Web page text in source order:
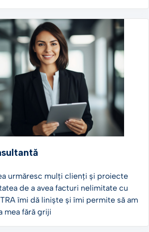
urmăresc mulți clienți și proiecte
de a avea facturi nelimitate cu
îmi dă liniște și îmi permite să am
mea fără griji